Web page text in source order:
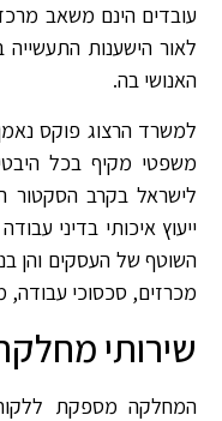
עובדים הינם משאב
לאור הישענות
האנושי בה.
למשרד הרצוג פוקס
משפטי מקיף בכל
לישראל בקרב הסקטור
ייעוץ איכותי בדיני
השוטף של העסקים והן
מכרזים, סכסוכי עבודה,
שירותי
המחלקה מספקת